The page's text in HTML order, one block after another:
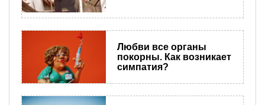
Любви все органы
покорны. Как возникает
симпатия?